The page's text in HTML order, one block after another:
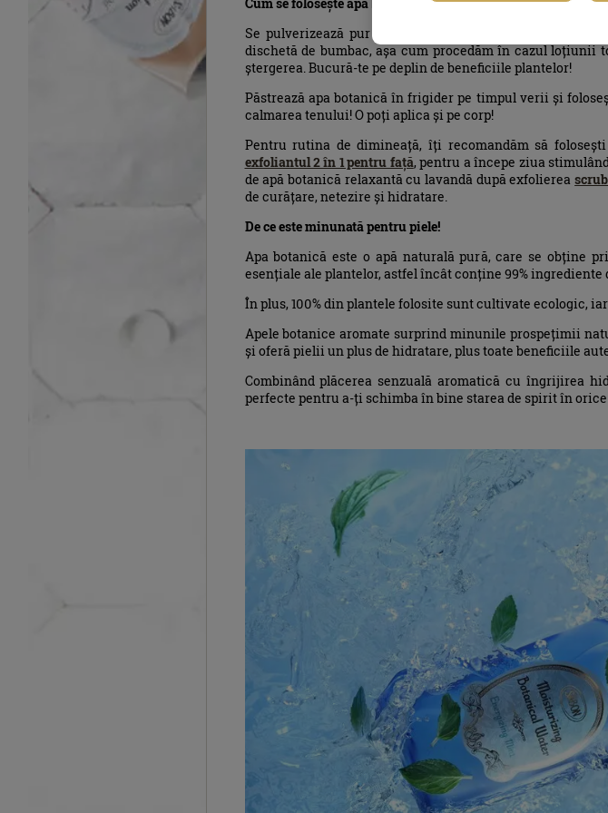
Se pulverizează pur și simplu pe piele, întocmai ca o
dischetă de bumbac, așa cum procedăm în cazul loțiunii
ștergerea. Bucură-te pe deplin de beneficiile plantelor!
Păstrează apa botanică în frigider pe timpul verii și
calmarea tenului! O poți aplica și pe corp!
Pentru rutina de dimineață, îți recomandăm să
exfoliantul 2 în 1 pentru față, pentru a începe ziua
de apă botanică relaxantă cu lavandă după exfolierea
de curățare, netezire și hidratare.
De ce este minunată pentru piele!
Apa botanică este o apă naturală pură, care se obține
esențiale ale plantelor, astfel încât conține 99%
În plus, 100% din plantele folosite sunt cultivate ecologic,
Apele botanice aromate surprind minunile prospețimii
și oferă pielii un plus de hidratare, plus toate beneficiile
Combinând plăcerea senzuală aromatică cu îngrijirea
perfecte pentru a-ți schimba în bine starea de spirit în